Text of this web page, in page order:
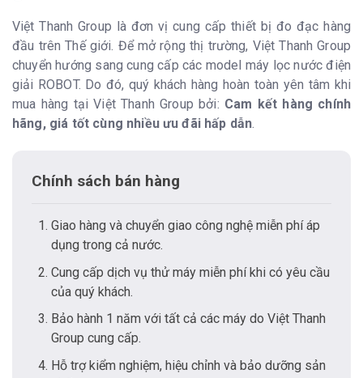
Việt Thanh Group là đơn vị cung cấp thiết bị đo đạc hàng
đầu trên Thế giới. Để mở rộng thị trường, Việt Thanh Group
chuyển hướng sang cung cấp các model máy lọc nước điện
giải ROBOT. Do đó, quý khách hàng hoàn toàn yên tâm khi
mua hàng tại Việt Thanh Group bởi: Cam kết hàng chính
hãng, giá tốt cùng nhiều ưu đãi hấp dẫn.
Chính sách bán hàng
Giao hàng và chuyển giao công nghệ miễn phí áp
dụng trong cả nước.
Cung cấp dịch vụ thử máy miễn phí khi có yêu cầu
của quý khách.
Bảo hành 1 năm với tất cả các máy do Việt Thanh
Group cung cấp.
Hỗ trợ kiểm nghiệm, hiệu chỉnh và bảo dưỡng sản